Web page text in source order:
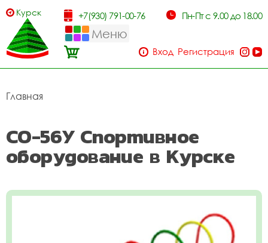
Курск +7(930) 791-00-76 Пн-Пт с 9.00 до 18.00
Меню
Вход Регистрация
Главная
СО-56У Спортивное
оборудование в Курске